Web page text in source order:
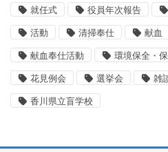
就任式 役員年次報告
活動 清掃奉仕 献血
献血奉仕活動 環境保全・
花見例会 選挙会 雑
香川県立盲学校